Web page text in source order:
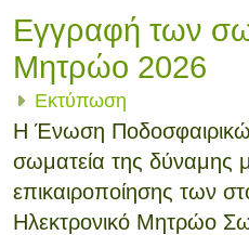
Εγγραφή των
Μητρώο 2026
Εκτύπωση
Η Ένωση
σωματεία της δύναμης
επικαιροποίησης των
Ηλεκτρονικό Μητρώο